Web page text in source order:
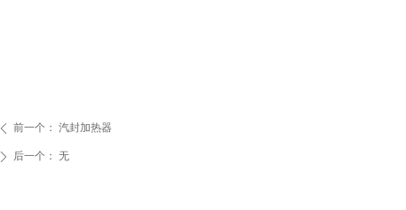
ꄴ 前一个： 汽封加热器
ꄲ 后一个： 无